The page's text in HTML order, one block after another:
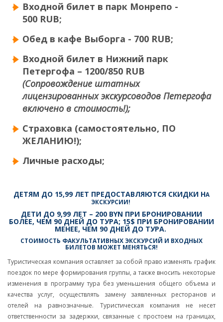
Входной билет в парк Монрепо -
500 RUB;
Обед в кафе Выборга - 700 RUB;
Входной билет в Нижний парк
Петергофа – 1200/850 RUB
(Сопровождение штатных
лицензированных экскурсоводов Петергофа
включено в стоимость!);
Страховка (самостоятельно, ПО
ЖЕЛАНИЮ!);
Личные расходы;
ДЕТЯМ ДО 15,99 ЛЕТ ПРЕДОСТАВЛЯЮТСЯ СКИДКИ НА
ЭКСКУРСИИ!
ДЕТИ ДО 9,99 ЛЕТ – 200 BYN ПРИ БРОНИРОВАНИИ
БОЛЕЕ, ЧЕМ 90 ДНЕЙ ДО ТУРА; 15$ ПРИ БРОНИРОВАНИИ
МЕНЕЕ, ЧЕМ 90 ДНЕЙ ДО ТУРА.
СТОИМОСТЬ ФАКУЛЬТАТИВНЫХ ЭКСКУРСИЙ И ВХОДНЫХ
БИЛЕТОВ МОЖЕТ МЕНЯТЬСЯ!
Туристическая компания оставляет за собой право изменять график
поездок по мере формирования группы, а также вносить некоторые
изменения в программу тура без уменьшения общего объема и
качества услуг, осуществлять замену заявленных ресторанов и
отелей на равнозначные. Туристическая компания не несет
ответственности за задержки, связанные с простоем на границах,